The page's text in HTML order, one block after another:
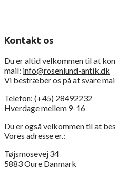
Kontakt os
Du er altid velkommen til at
mail: info@rosenlund-antik.dk
Vi bestræber os på at svare
Telefon: (+45) 28492232
Hverdage mellem 9-16
Du er også velkommen til at
Vores adresse er.:
Tøjsmosevej 34
5883 Oure Danmark